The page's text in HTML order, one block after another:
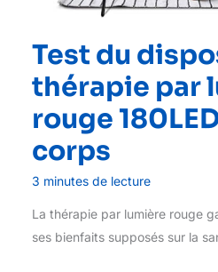
Test du
thérapie par
rouge
corps
3 minutes de lecture
La thérapie par lumière rouge
ses bienfaits supposés sur la